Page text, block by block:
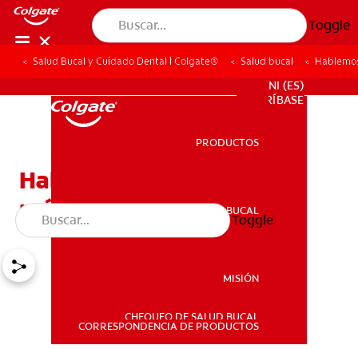
Toggle
SALUD BUCAL
NI (ES)
SUSCRÍBASE
PRODUCTOS
SALUD BUCAL
MISIÓN
CHEQUEO DE SALUD BUCAL
CORRESPONDENCIA DE PRODUCTOS
Toggle
Salud Bucal y Cuidado Dental | Colgate® Salud bucal
Hablemos sobre los
músculos de la lengua